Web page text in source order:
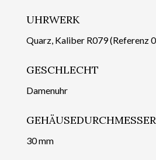
UHRWERK
Quarz, Kaliber R079 (Referenz
GESCHLECHT
Damenuhr
GEHÄUSEDURCHMESSER
30 mm